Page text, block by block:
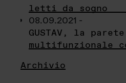
letti da sogno
08.09.2021 -
GUSTAV, la parete
multifunzionale
Archivio